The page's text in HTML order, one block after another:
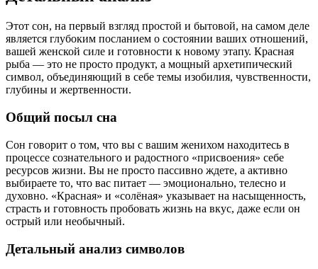
Этот сон, на первый взгляд простой и бытовой, на самом деле
является глубоким посланием о состоянии ваших отношений,
вашей женской силе и готовности к новому этапу. Красная
рыба — это не просто продукт, а мощный архетипический
символ, объединяющий в себе темы изобилия, чувственности,
глубины и жертвенности.
Общий посыл сна
Сон говорит о том, что вы с вашим женихом находитесь в
процессе сознательного и радостного «присвоения» себе
ресурсов жизни. Вы не просто пассивно ждете, а активно
выбираете то, что вас питает — эмоционально, телесно и
духовно. «Красная» и «солёная» указывает на насыщенность,
страсть и готовность пробовать жизнь на вкус, даже если он
острый или необычный.
Детальный анализ символов